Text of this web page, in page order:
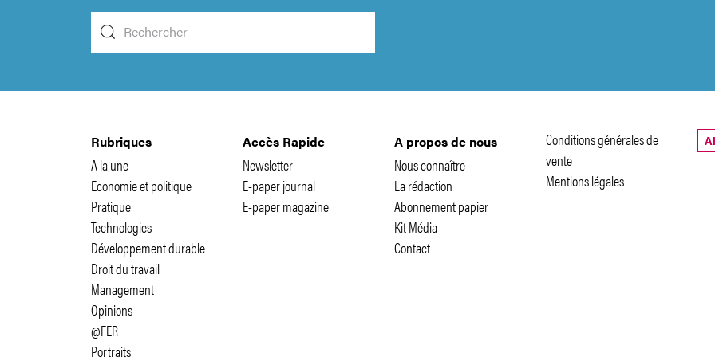
Rubriques
A la une
Economie et politique
Pratique
Technologies
Développement durable
Droit du travail
Management
Opinions
@FER
Portraits
Accès Rapide
Newsletter
E-paper journal
E-paper magazine
A propos de nous
Nous connaître
La rédaction
Abonnement papier
Kit Média
Contact
Conditions générales de
vente
Mentions légales